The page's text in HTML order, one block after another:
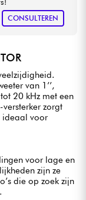
CONSULTEREN
van 1’’,
20 kHz met een
versterker zorgt
ideaal voor
voor lage en
zijn ze
die op zoek zijn